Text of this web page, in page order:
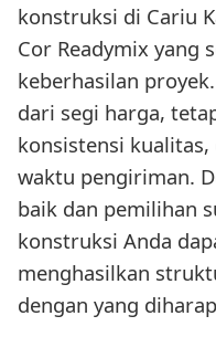
konstruksi di Cariu
Cor Readymix yang
keberhasilan
dari segi harga,
konsistensi
waktu pengiriman.
baik dan pemilihan
konstruksi Anda
menghasilkan
dengan yang